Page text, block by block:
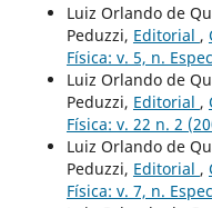
Luiz Orlando de
Peduzzi, Editorial ,
Física: v. 5, n.
Luiz Orlando de
Peduzzi, Editorial ,
Física: v. 22 n. 2
Luiz Orlando de
Peduzzi, Editorial ,
Física: v. 7, n.